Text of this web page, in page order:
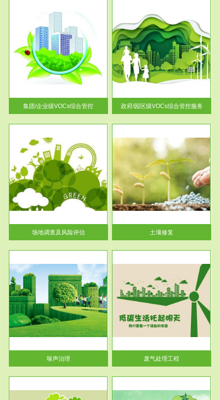
集团/企业级VOCs综合管控
服务范围
政府/园区级VOCs综合管控服务
根据《石化行业挥发性有机物综
合整治方案》文件要求，到2017
年，全...
政府/园区级VOCs综合管控服务
场地调查及风险评估
服务范围
土壤修复
土壤修复
噪声治理
服务范围
废气处理工程
废气处理工程